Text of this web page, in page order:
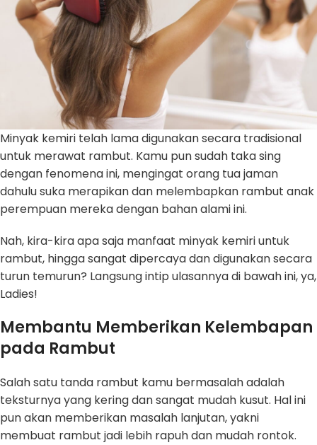
Minyak kemiri telah lama digunakan secara tradisional
untuk merawat rambut. Kamu pun sudah taka sing
dengan fenomena ini, mengingat orang tua jaman
dahulu suka merapikan dan melembapkan rambut anak
perempuan mereka dengan bahan alami ini.
Nah, kira-kira apa saja manfaat minyak kemiri untuk
rambut, hingga sangat dipercaya dan digunakan secara
turun temurun? Langsung intip ulasannya di bawah ini, ya,
Ladies!
Membantu Memberikan Kelembapan
pada Rambut
Salah satu tanda rambut kamu bermasalah adalah
teksturnya yang kering dan sangat mudah kusut. Hal ini
pun akan memberikan masalah lanjutan, yakni
membuat rambut jadi lebih rapuh dan mudah rontok.